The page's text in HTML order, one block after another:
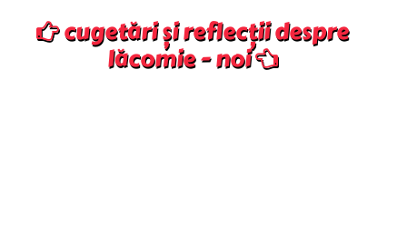
cugetări și reflecții despre
lăcomie - noi